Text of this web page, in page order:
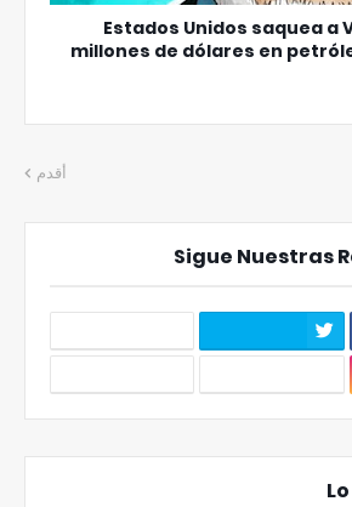
Estados Unidos saquea a
millones de dólares en
أقدم
Sigue Nuestras